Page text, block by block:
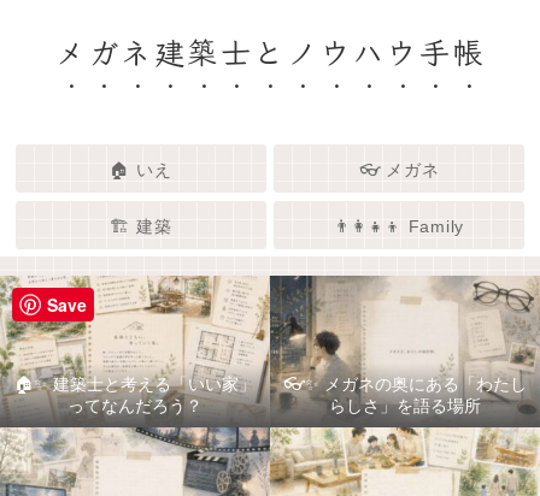
メガネ建築士とノウハウ手帳
🏠 いえ 👓 メガネ
🏗️ 建築 👨‍👩‍👧‍👦 Family
🏠✨ 建築士と考える「いい家」
ってなんだろう？
👓✨ メガネの奥にある「わたし
らしさ」を語る場所
Save